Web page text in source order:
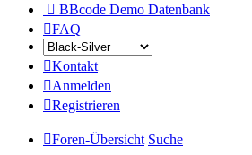
BBcode Demo Datenbank
FAQ
Kontakt
Anmelden
Registrieren
Foren-Übersicht Suche